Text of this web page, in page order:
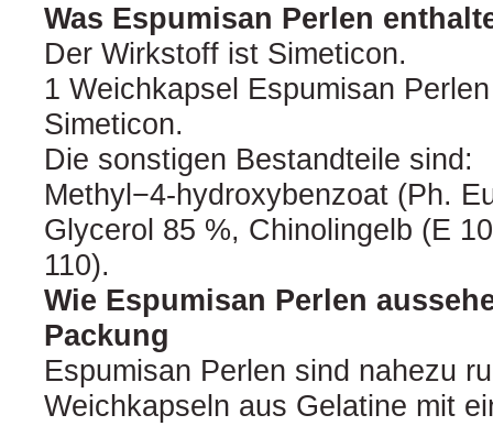
Was Espumisan Perlen
Der Wirkstoff ist Simeticon.
1 Weichkapsel Espumisan
Simeticon.
Die sonstigen Bestandteile sind:
Methyl−4-hydroxybenzoat (Ph.
Glycerol 85 %, Chinolingelb (E
110).
Wie Espumisan Perlen
Packung
Espumisan Perlen sind nahezu
Weichkapseln aus Gelatine mit